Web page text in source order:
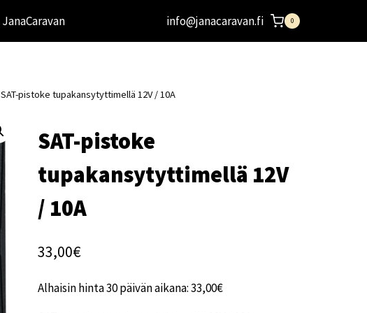
JanaCaravan info@janacaravan.fi 0
SAT-pistoke tupakansytyttimellä 12V / 10A
SAT-pistoke
tupakansytyttimellä 12V
/ 10A
33,00€
Alhaisin hinta 30 päivän aikana:33,00€